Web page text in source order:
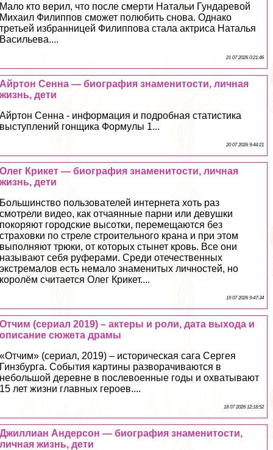
Мало кто верил, что после cмepти Натальи Гундаревой
Михаил Филиппов сможет полюбить снова. Однако
третьей избранницей Филиппова стала актриса Наталья
Васильева....
21 07 2026 0:21:46
Айртон Сенна — биография знаменитости, личная
жизнь, дети
Айртон Сенна - информация и подробная статистика
выступлений гонщика Формулы 1...
20 07 2026 9:44:21
Олег Крикет — биография знаменитости, личная
жизнь, дети
Большинство пользователей интернета хоть раз
смотрели видео, как отчаянные парни или дeвyшки
покоряют городские высотки, перемещаются без
страховки по стреле строительного крана и при этом
выполняют трюки, от которых стынет кровь. Все они
называют себя руферами. Среди отечественных
экстремалов есть немало знаменитых личностей, но
королём считается Олег Крикет....
19 07 2026 9:47:34
Отчим (сериал 2019) – актеры и роли, дата выхода и
описание сюжета драмы
«Отчим» (сериал, 2019) – историческая сага Сергея
Гинзбурга. События картины разворачиваются в
небольшой деревне в послевоенные годы и охватывают
15 лет жизни главных героев....
18 07 2026 12:18:52
Джиллиан Андерсон — биография знаменитости,
личная жизнь, дети